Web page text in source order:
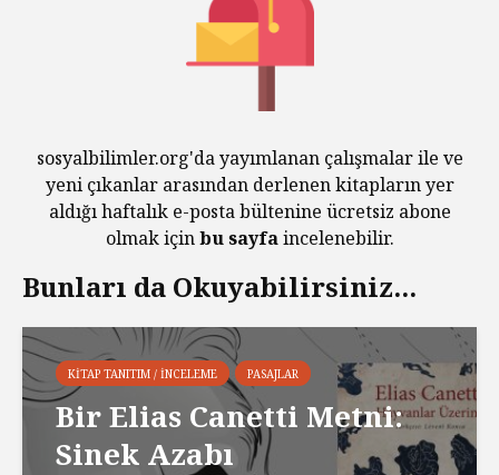
sosyalbilimler.org'da yayımlanan çalışmalar ile ve
yeni çıkanlar arasından derlenen kitapların yer
aldığı haftalık e-posta bültenine ücretsiz abone
olmak içinbu sayfaincelenebilir.
Bunları da Okuyabilirsiniz...
KITAP TANITIM / İNCELEME PASAJLAR
Bir Elias Canetti Metni:
Sinek Azabı